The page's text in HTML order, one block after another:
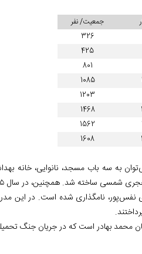
جمعیت/ نفر
326
425
801
1085
1203
1468
1562
1608
به سه باب مسجد، نانوایی، خانه
نفس‌پور، نامگذاری شده است. در این
محمد بهادر است که در جریان جنگ